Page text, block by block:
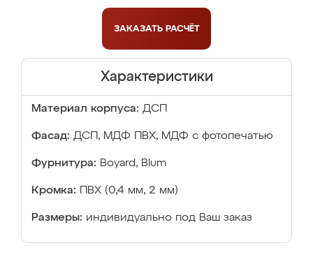
ЗАКАЗАТЬ РАСЧЁТ
Характеристики
Материал корпуса: ДСП
Фасад: ДСП, МДФ ПВХ, МДФ с фотопечатью
Фурнитура: Boyard, Blum
Кромка: ПВХ (0,4 мм, 2 мм)
Размеры: индивидуально под Ваш заказ